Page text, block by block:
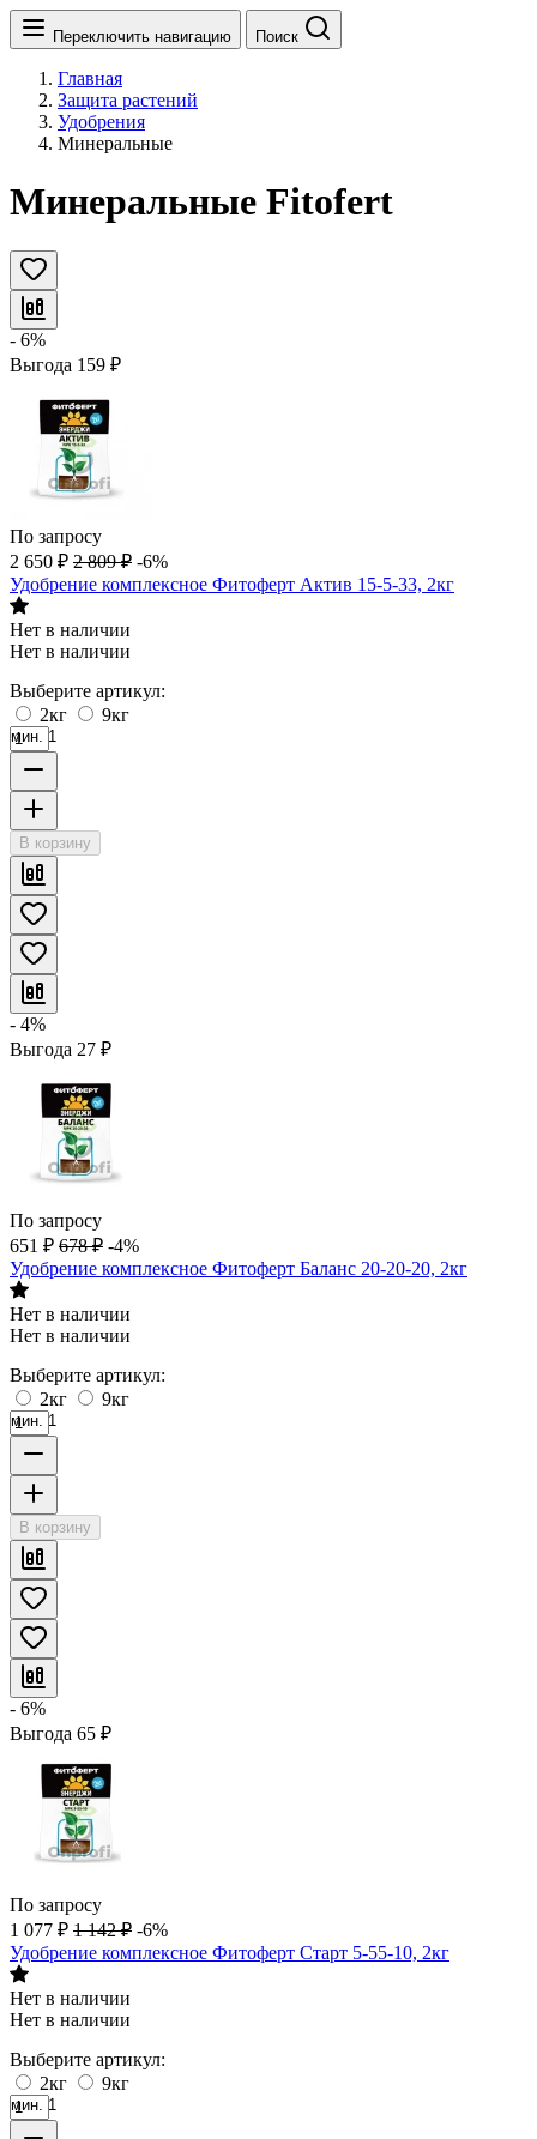
Переключить навигацию Поиск
Главная
Защита растений
Удобрения
Минеральные
Минеральные Fitofert
- 6%
Выгода 159 ₽
По запросу
2 650 ₽ 2 809 ₽ -6%
Удобрение комплексное Фитоферт Актив 15-5-33, 2кг
Нет в наличии
Нет в наличии
Выберите артикул:
2кг
9кг
мин. 1
В корзину
- 4%
Выгода 27 ₽
По запросу
651 ₽ 678 ₽ -4%
Удобрение комплексное Фитоферт Баланс 20-20-20, 2кг
Нет в наличии
Нет в наличии
Выберите артикул:
2кг
9кг
мин. 1
В корзину
- 6%
Выгода 65 ₽
По запросу
1 077 ₽ 1 142 ₽ -6%
Удобрение комплексное Фитоферт Старт 5-55-10, 2кг
Нет в наличии
Нет в наличии
Выберите артикул:
2кг
9кг
мин. 1